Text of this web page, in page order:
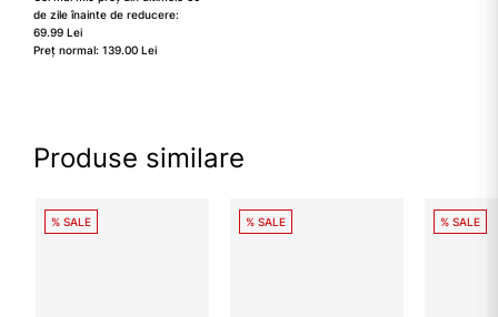
de zile înainte de reducere:
69.99 Lei
Preț normal: 139.00 Lei
Produse similare
% SALE % SALE % SALE